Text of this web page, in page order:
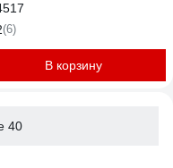
(6)
В корзину
40